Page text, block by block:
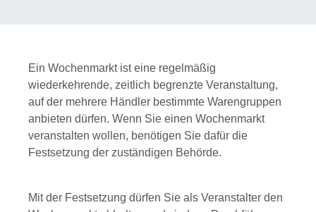
Ein Wochenmarkt ist eine regelmäßig
wiederkehrende, zeitlich begrenzte Veranstaltung,
auf der mehrere Händler bestimmte Warengruppen
anbieten dürfen. Wenn Sie einen Wochenmarkt
veranstalten wollen, benötigen Sie dafür die
Festsetzung der zuständigen Behörde.
Mit der Festsetzung dürfen Sie als Veranstalter den